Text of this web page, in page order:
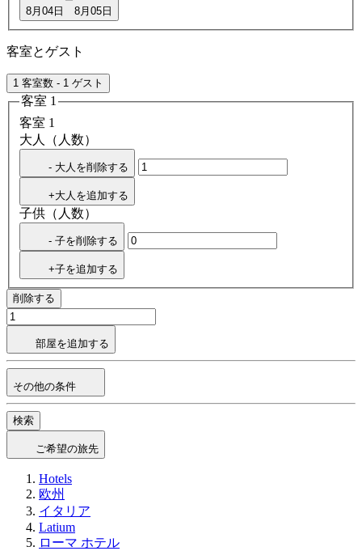
8月04日 8月05日
客室とゲスト
1 客室数 - 1 ゲスト
客室 1
客室 1
大人（人数）
- 大人を削除する
+大人を追加する
子供（人数）
- 子を削除する
+子を追加する
削除する
部屋を追加する
その他の条件
検索
ご希望の旅先
Hotels
欧州
イタリア
Latium
ローマ ホテル